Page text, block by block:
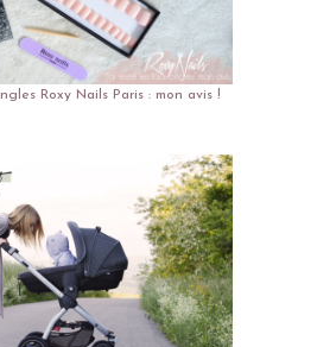
Roxy Nails Paris : mon avis !